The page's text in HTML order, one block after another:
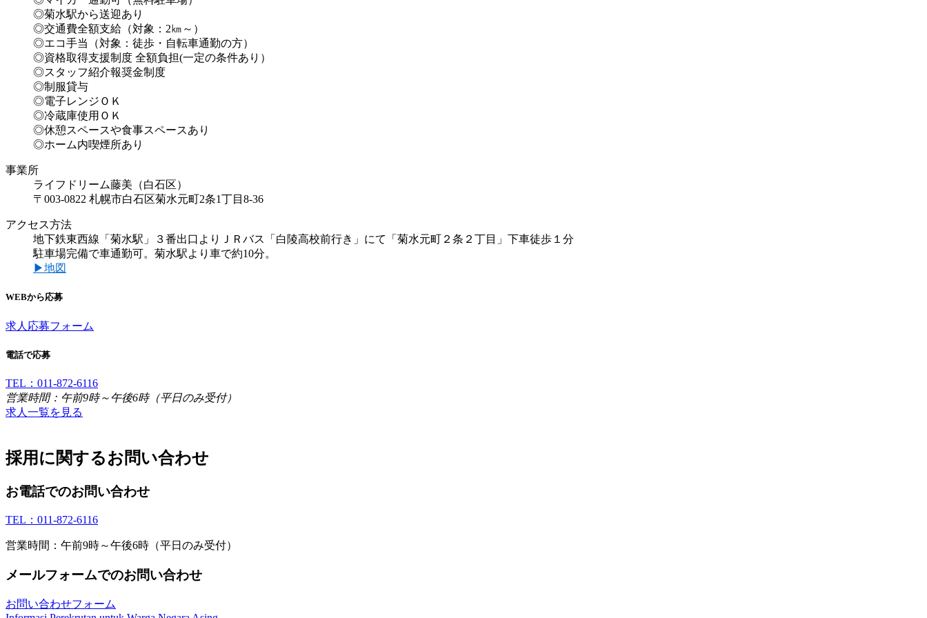
◎菊水駅から送迎あり
◎交通費全額支給（対象：2㎞～）
◎エコ手当（対象：徒歩・自転車通勤の方）
◎資格取得支援制度 全額負担(一定の条件あり）
◎スタッフ紹介報奨金制度
◎制服貸与
◎電子レンジＯＫ
◎冷蔵庫使用ＯＫ
◎休憩スペースや食事スペースあり
◎ホーム内喫煙所あり
事業所
ライフドリーム藤美（白石区）
〒003-0822 札幌市白石区菊水元町2条1丁目8-36
アクセス方法
地下鉄東西線「菊水駅」３番出口よりＪＲバス「白陵高校前行き」にて「菊水元町２条２丁目」下車徒歩１分
駐車場完備で車通勤可。菊水駅より車で約10分。
▶地図
WEBから応募
求人応募フォーム
電話で応募
TEL：011-872-6116
営業時間：午前9時～午後6時（平日のみ受付）
求人一覧を見る
採用に関するお問い合わせ
お電話でのお問い合わせ
TEL：011-872-6116
営業時間：午前9時～午後6時（平日のみ受付）
メールフォームでのお問い合わせ
お問い合わせフォーム